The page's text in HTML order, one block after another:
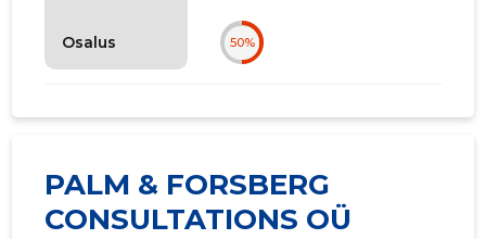
Osalus 50%
PALM & FORSBERG
CONSULTATIONS OÜ